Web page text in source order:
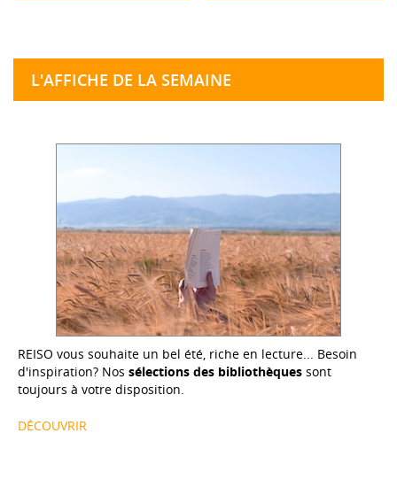
L'AFFICHE DE LA SEMAINE
REISO vous souhaite un bel été, riche en lecture... Besoin
d'inspiration? Nos sélections des bibliothèques sont
toujours à votre disposition.
DÉCOUVRIR